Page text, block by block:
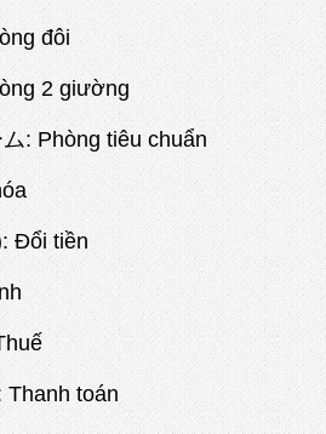
đôi
2 giường
: Phòng tiêu chuẩn
Đổi tiền
Thanh toán